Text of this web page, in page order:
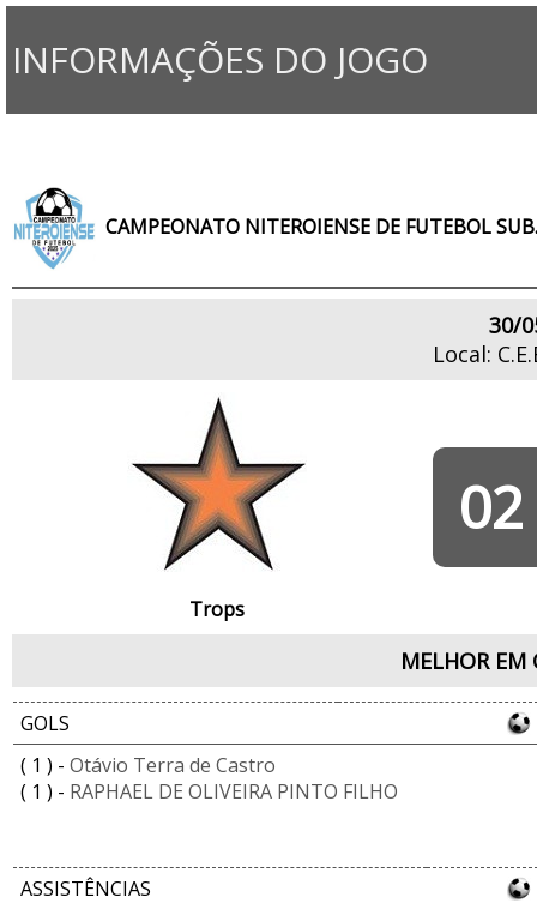
INFORMAÇÕES DO JOGO
CAMPEONATO NITEROIENSE DE FUTEBOL
30/
Local:
Trops
02
MELHOR
GOLS
( 1 ) - Otávio Terra de Castro
( 1 ) - RAPHAEL DE OLIVEIRA PINTO FILHO
ASSISTÊNCIAS